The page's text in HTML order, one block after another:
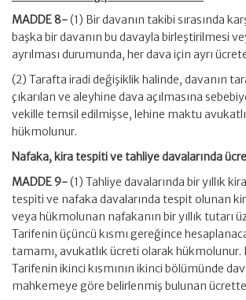
MADDE 8-(1) Bir davanın takibi sırasında
başka bir davanın bu davayla birleştirilmesi
ayrılması durumunda, her dava için ayrı
(2) Tarafta iradi değişiklik halinde, davanın
çıkarılan ve aleyhine dava açılmasına
vekille temsil edilmişse, lehine maktu
hükmolunur.
Nafaka, kira tespiti ve tahliye davalarında
MADDE 9-(1) Tahliye davalarında bir yıllık
tespiti ve nafaka davalarında tespit olunan
veya hükmolunan nafakanın bir yıllık tutarı
Tarifenin üçüncü kısmı gereğince
tamamı, avukatlık ücreti olarak hükmolunur.
Tarifenin ikinci kısmının ikinci bölümünde
mahkemeye göre belirlenmiş bulunan